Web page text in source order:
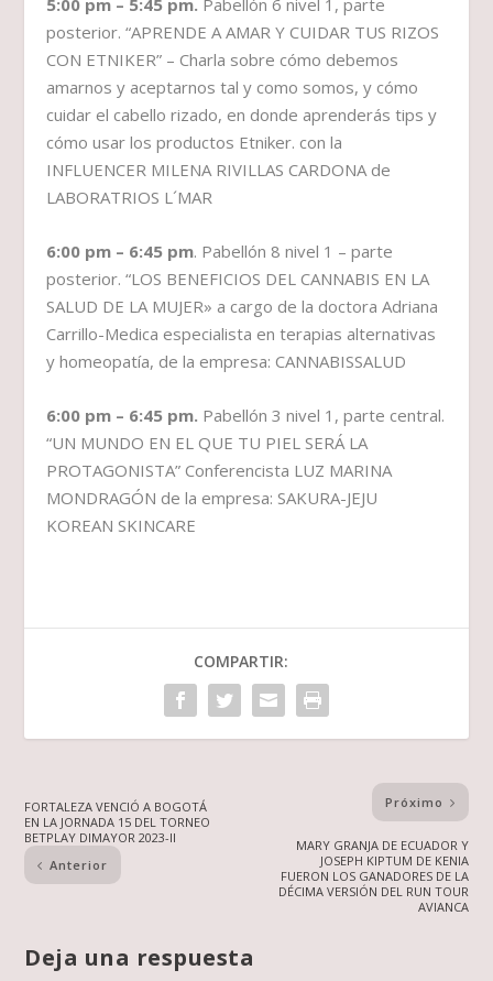
5:00 pm – 5:45 pm. Pabellón 6 nivel 1, parte
posterior. “APRENDE A AMAR Y CUIDAR TUS RIZOS
CON ETNIKER” – Charla sobre cómo debemos
amarnos y aceptarnos tal y como somos, y cómo
cuidar el cabello rizado, en donde aprenderás tips y
cómo usar los productos Etniker. con la
INFLUENCER MILENA RIVILLAS CARDONA de
LABORATRIOS L´MAR
6:00 pm – 6:45 pm. Pabellón 8 nivel 1 – parte
posterior. “LOS BENEFICIOS DEL CANNABIS EN LA
SALUD DE LA MUJER» a cargo de la doctora Adriana
Carrillo-Medica especialista en terapias alternativas
y homeopatía, de la empresa: CANNABISSALUD
6:00 pm – 6:45 pm. Pabellón 3 nivel 1, parte central.
“UN MUNDO EN EL QUE TU PIEL SERÁ LA
PROTAGONISTA” Conferencista LUZ MARINA
MONDRAGÓN de la empresa: SAKURA-JEJU
KOREAN SKINCARE
COMPARTIR:
FORTALEZA VENCIÓ A BOGOTÁ
EN LA JORNADA 15 DEL TORNEO
BETPLAY DIMAYOR 2023-II
Anterior
Próximo
MARY GRANJA DE ECUADOR Y
JOSEPH KIPTUM DE KENIA
FUERON LOS GANADORES DE LA
DÉCIMA VERSIÓN DEL RUN TOUR
AVIANCA
Deja una respuesta